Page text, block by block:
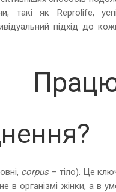
такі як Reprolife,
підхід до
corpus– тіло). Це
в організмі жінки, а в